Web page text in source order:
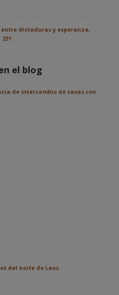
entre dictaduras y esperanza,
el blog
de intercambio de casas con
del norte de Laos